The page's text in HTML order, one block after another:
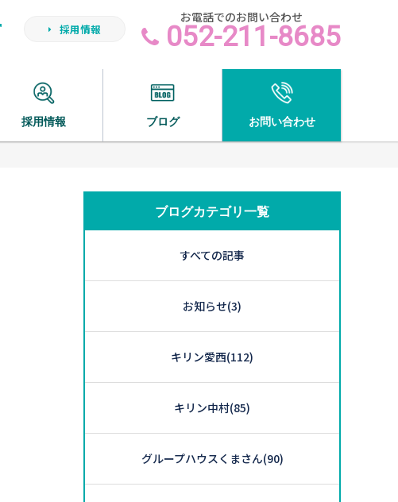
お電話でのお問い合わせ
052-211-8685
採用情報
採用情報 ブログ お問い合わせ
ブログカテゴリ一覧
すべての記事
お知らせ(3)
キリン愛西(112)
キリン中村(85)
グループハウスくまさん(90)